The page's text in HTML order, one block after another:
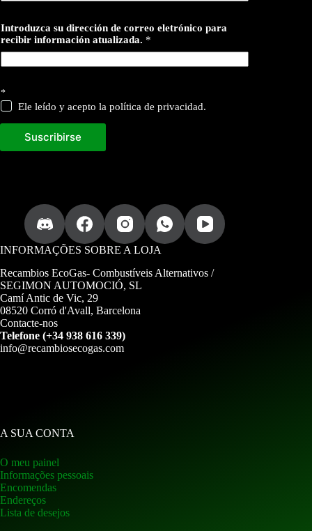
Introduzca su dirección de correo eletrónico para
recibir información atualizada. *
*
Ele leído y acepto la política de privacidad.
Suscribirse
INFORMAÇÕES SOBRE A LOJA
Recambios EcoGas- Combustíveis Alternativos /
SEGIMON AUTOMOCIÓ, SL
Camí Antic de Vic, 29
08520 Corró d'Avall, Barcelona
Contacte-nos
Telefone (+34 938 616 339)
info@recambiosecogas.com
A SUA CONTA
O meu painel
Informações pessoais
Encomendas
Endereços
Lista de desejos